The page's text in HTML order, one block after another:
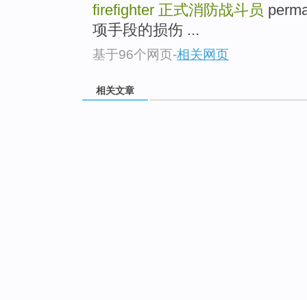
firefighter 正式消防战斗员
项手段的损伤 ...
基于96个网页-相关网页
相关文章